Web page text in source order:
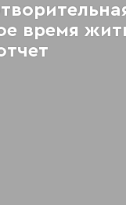
время